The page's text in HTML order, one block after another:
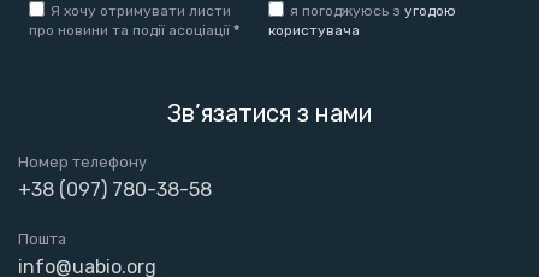
Я хочу отримувати листи
про новини та події асоціації *
я погоджуюсь з угодою
користувача
Зв’язатися з нами
Номер телефону
+38 (097) 780-38-58
Пошта
info@uabio.org